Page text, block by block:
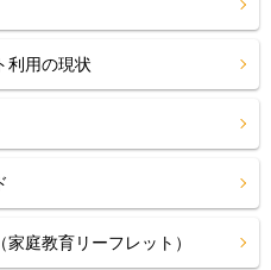
利用の現状
庭教育リーフレット）